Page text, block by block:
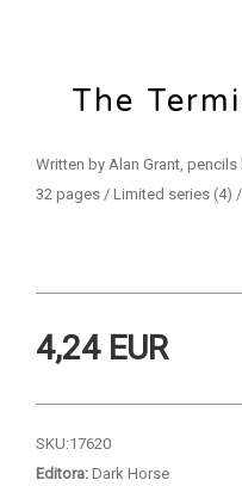
The
Written by Alan Grant,
32 pages / Limited series (4)
4,24 EUR
SKU:17620
Editora: Dark Horse